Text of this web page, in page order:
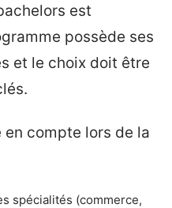
est
possède ses
et le choix doit être
compte lors de la
spécialités (commerce,